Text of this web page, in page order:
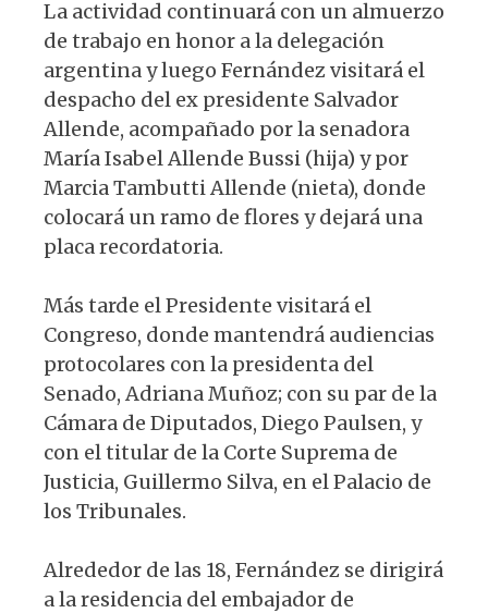
La actividad continuará con un almuerzo
de trabajo en honor a la delegación
argentina y luego Fernández visitará el
despacho del ex presidente Salvador
Allende, acompañado por la senadora
María Isabel Allende Bussi (hija) y por
Marcia Tambutti Allende (nieta), donde
colocará un ramo de flores y dejará una
placa recordatoria.
Más tarde el Presidente visitará el
Congreso, donde mantendrá audiencias
protocolares con la presidenta del
Senado, Adriana Muñoz; con su par de la
Cámara de Diputados, Diego Paulsen, y
con el titular de la Corte Suprema de
Justicia, Guillermo Silva, en el Palacio de
los Tribunales.
Alrededor de las 18, Fernández se dirigirá
a la residencia del embajador de